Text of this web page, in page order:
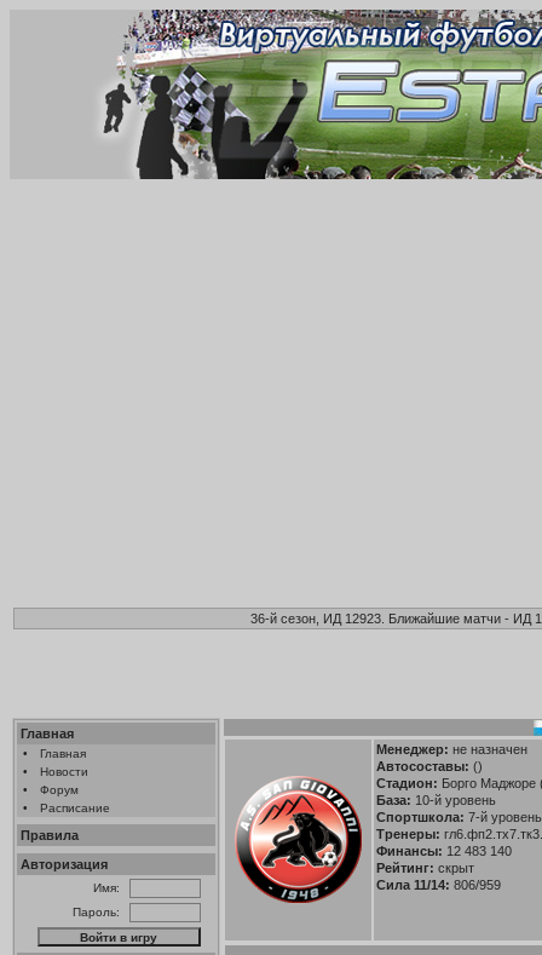
36-й сезон, ИД 12923. Ближайшие матчи - ИД
Главная
•
Главная
•
Новости
•
Форум
•
Расписание
Правила
Авторизация
Имя:
Пароль:
Менеджер: не назначен
Автосоставы: ()
Стадион: Борго Маджоре
База: 10-й уровень
Спортшкола: 7-й
Тренеры:
Финансы: 12 483 140
Рейтинг: скрыт
Сила 11/14: 806/959